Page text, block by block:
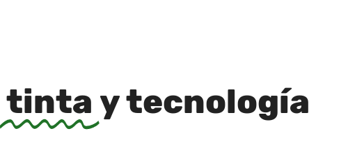
tinta y tecnología